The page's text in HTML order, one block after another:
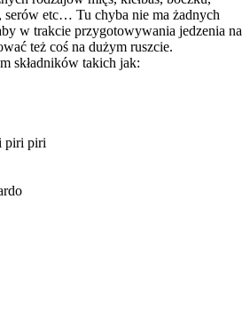
etc… Tu chyba nie ma żadnych
w trakcie przygotowywania jedzenia na
też coś na dużym ruszcie.
składników takich jak:
piri piri